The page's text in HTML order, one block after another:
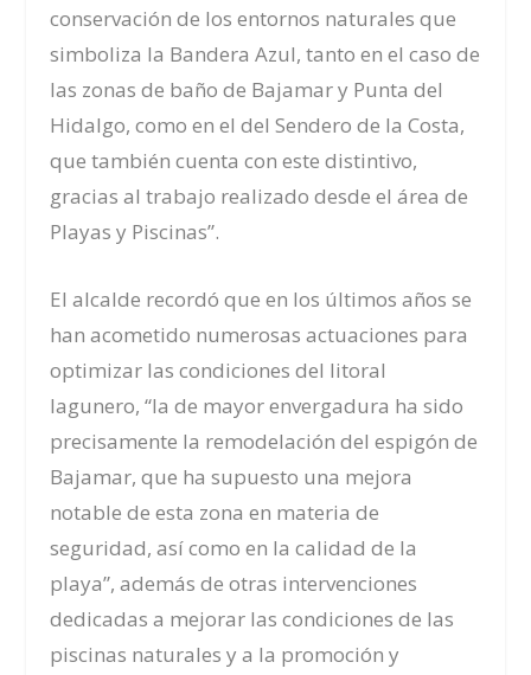
conservación de los entornos naturales que
simboliza la Bandera Azul, tanto en el caso de
las zonas de baño de Bajamar y Punta del
Hidalgo, como en el del Sendero de la Costa,
que también cuenta con este distintivo,
gracias al trabajo realizado desde el área de
Playas y Piscinas”.
El alcalde recordó que en los últimos años se
han acometido numerosas actuaciones para
optimizar las condiciones del litoral
lagunero, “la de mayor envergadura ha sido
precisamente la remodelación del espigón de
Bajamar, que ha supuesto una mejora
notable de esta zona en materia de
seguridad, así como en la calidad de la
playa”, además de otras intervenciones
dedicadas a mejorar las condiciones de las
piscinas naturales y a la promoción y